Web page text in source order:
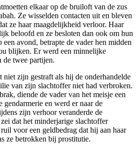
elkaar op de bruiloft van de zus
Ze wisselden contacten uit en bleven
ze haar maagdelijkheid verloor. Haar
beloofd en ze besloten dan ook om hun
een avond, betrapte de vader hen midden
blijken. Er werd een minnelijke
de twee partijen.
zijn gestraft als hij de onderhandelde
van zijn slachtoffer niet had verbroken.
diende de vader van het meisje een
en werd er naar de
zijn verhoor veranderde de
dat het minderjarige slachtoffer
voor een geldbedrag dat hij aan haar
ze betrokken bij prostitutie.